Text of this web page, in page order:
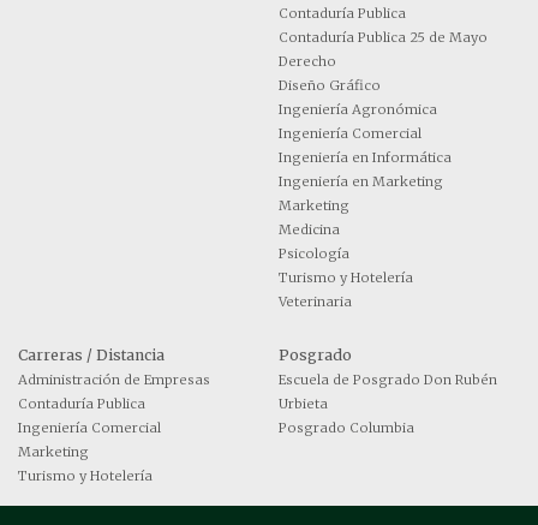
Contaduría Publica
Contaduría Publica 25 de Mayo
Derecho
Diseño Gráfico
Ingeniería Agronómica
Ingeniería Comercial
Ingeniería en Informática
Ingeniería en Marketing
Marketing
Medicina
Psicología
Turismo y Hotelería
Veterinaria
Carreras / Distancia
Administración de Empresas
Contaduría Publica
Ingeniería Comercial
Marketing
Turismo y Hotelería
Posgrado
Escuela de Posgrado Don Rubén
Urbieta
Posgrado Columbia